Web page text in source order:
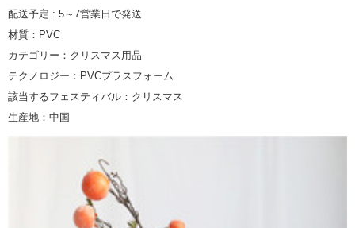
配送予定 : 5～7営業日で発送
材質：PVC
カテゴリー：クリスマス用品
テクノロジー：PVCプラスフォーム
該当するフェスティバル：クリスマス
生産地：中国